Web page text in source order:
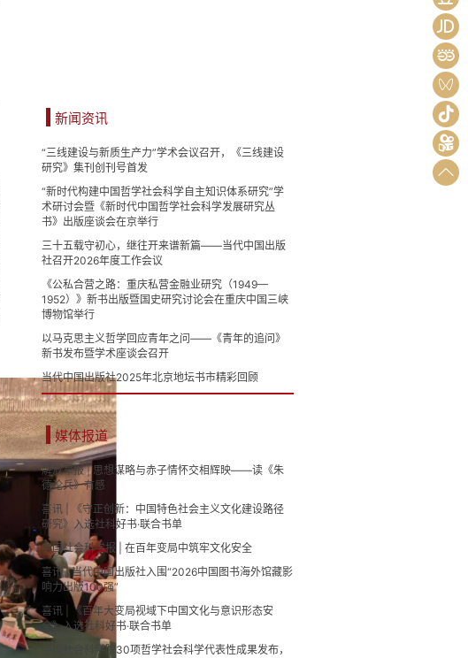
新闻资讯
“三线建设与新质生产力”学术会议召开，《三线建设
研究》集刊创刊号首发
“新时代构建中国哲学社会科学自主知识体系研究”学
术研讨会暨《新时代中国哲学社会科学发展研究丛
书》出版座谈会在京举行
三十五载守初心，继往开来谱新篇——当代中国出版
社召开2026年度工作会议
《公私合营之路：重庆私营金融业研究（1949—
1952）》新书出版暨国史研究讨论会在重庆中国三峡
博物馆举行
以马克思主义哲学回应青年之问——《青年的追问》
新书发布暨学术座谈会召开
当代中国出版社2025年北京地坛书市精彩回顾
媒体报道
解放军报 | 思想谋略与赤子情怀交相辉映——读《朱
德论兵》有感
喜讯 | 《守正创新：中国特色社会主义文化建设路径
研究》入选社科好书·联合书单
中国社会科学报 | 在百年变局中筑牢文化安全
喜讯 | 当代中国出版社入围“2026中国图书海外馆藏影
响力出版100强”
喜讯 | 《百年大变局视域下中国文化与意识形态安
全》入选社科好书·联合书单
中国社会科学院30项哲学社会科学代表性成果发布，